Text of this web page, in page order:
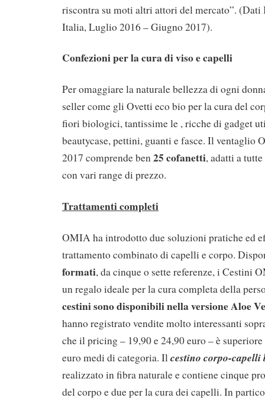
riscontra su moti altri attori del mercato”. (Dati
Italia, Luglio 2016 – Giugno 2017).
Confezioni per la cura di viso e capelli
Per omaggiare la naturale bellezza di ogni
seller come gli Ovetti eco bio per la cura del
fiori biologici, tantissime le , ricche di gadget
beautycase, pettini, guanti e fasce. Il ventaglio
2017 comprende ben25 cofanetti, adatti a
con vari range di prezzo.
Trattamenti completi
OMIA ha introdotto due soluzioni pratiche ed
trattamento combinato di capelli e corpo.
formati, da cinque o sette referenze, i Cestini
un regalo ideale per la cura completa della
cestini sono disponibili nella versione Aloe
hanno registrato vendite molto interessanti
che il pricing – 19,90 e 24,90 euro – è
euro medi di categoria. Ilcestino corpo-capelli
realizzato in fibra naturale e contiene cinque
del corpo e due per la cura dei capelli. In